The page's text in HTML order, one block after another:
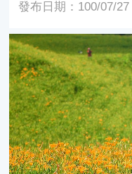
發布日期：100/07/27
金針何處賞